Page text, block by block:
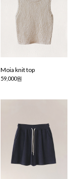
Moia knit top
59,000원